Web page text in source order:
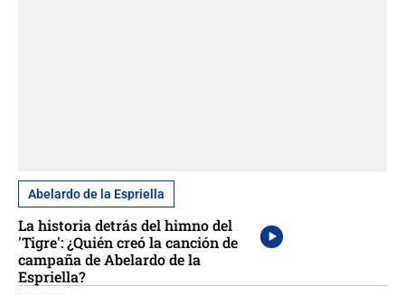
Abelardo de la Espriella
La historia detrás del himno del
'Tigre': ¿Quién creó la canción de
campaña de Abelardo de la
Espriella?